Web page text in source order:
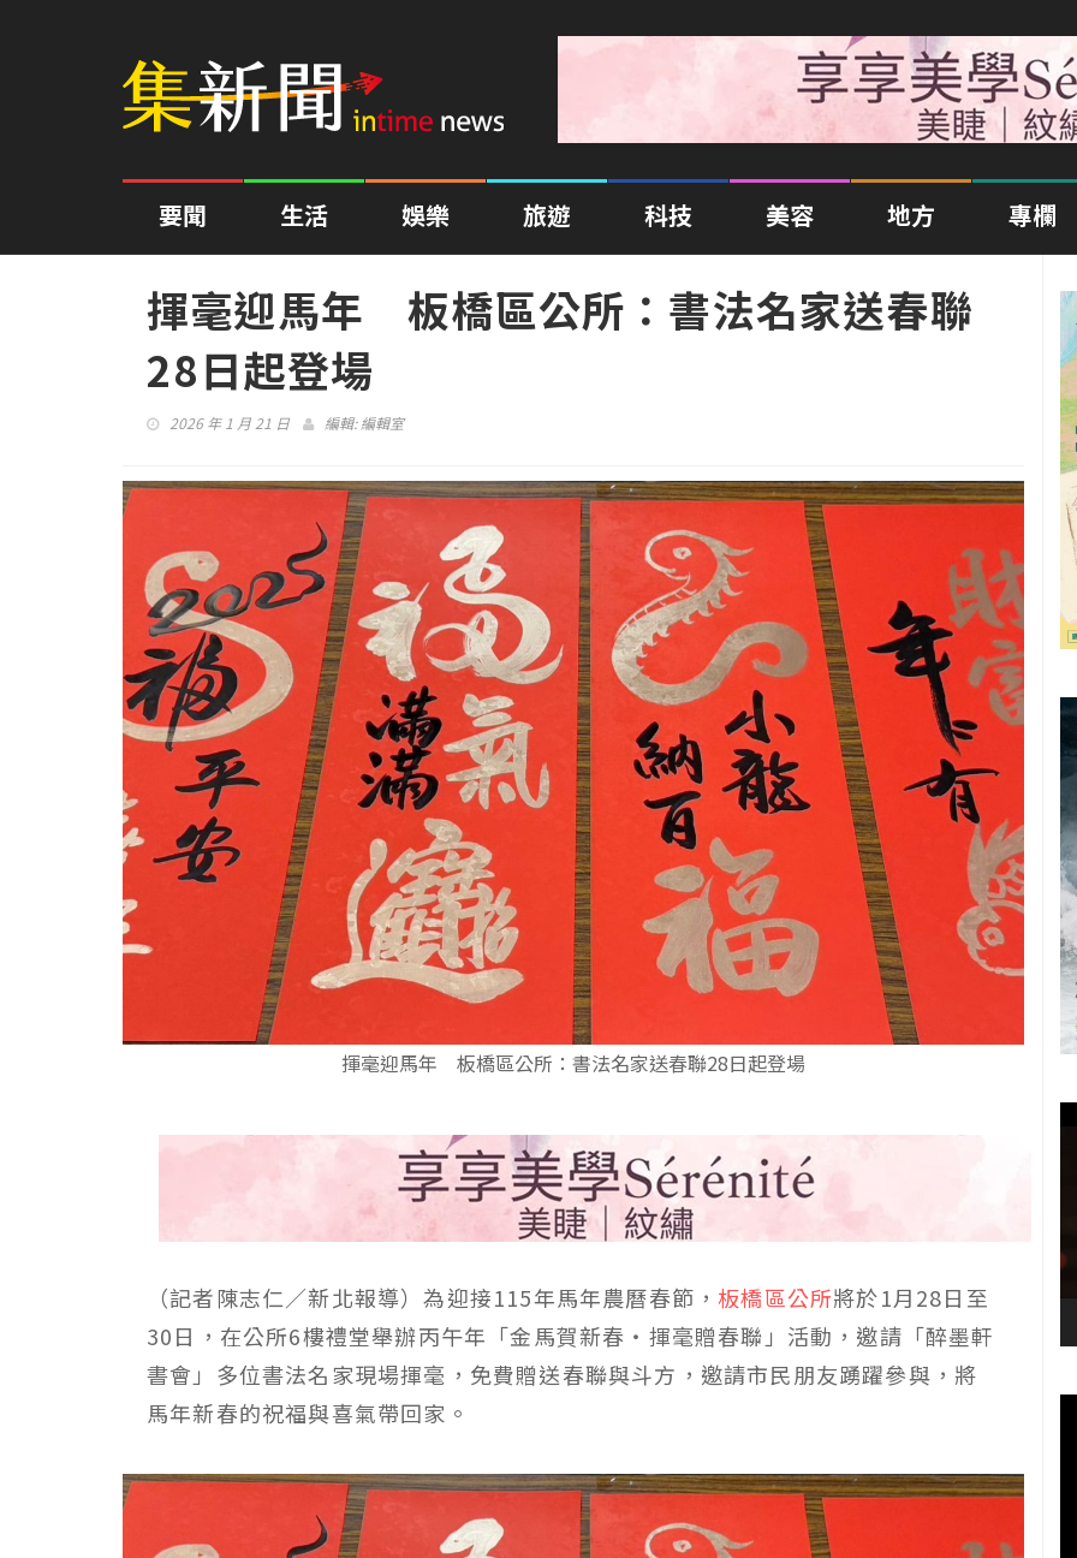
要聞 生活 娛樂 旅遊 科技 美容 地方 專欄
揮毫迎馬年 板橋區公所：書法名家送春聯
28日起登場
2026 年 1 月 21 日 編輯:編輯室
揮毫迎馬年 板橋區公所：書法名家送春聯28日起登場
（記者陳志仁／新北報導）為迎接115年馬年農曆春節， 板橋區公所將於1月28日至
30日，在公所6樓禮堂舉辦丙午年「金馬賀新春‧揮毫贈春聯」活動，邀請「醉墨軒
書會」多位書法名家現場揮毫，免費贈送春聯與斗方，邀請市民朋友踴躍參與，將
馬年新春的祝福與喜氣帶回家。